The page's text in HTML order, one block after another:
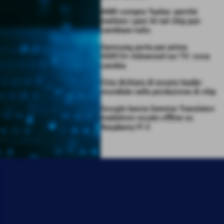
AMD compra Taalas: perché
mettere i pesi AI nel chip può
cambiare tutto
Samsung porta per prima
HDR10+ Advanced sui TV: cosa
cambia
Cina dichiara di essere leader
mondiale nella produzione di chip
Google lancia Gemma Translator:
traduttore vocale offline su
Raspberry Pi 5